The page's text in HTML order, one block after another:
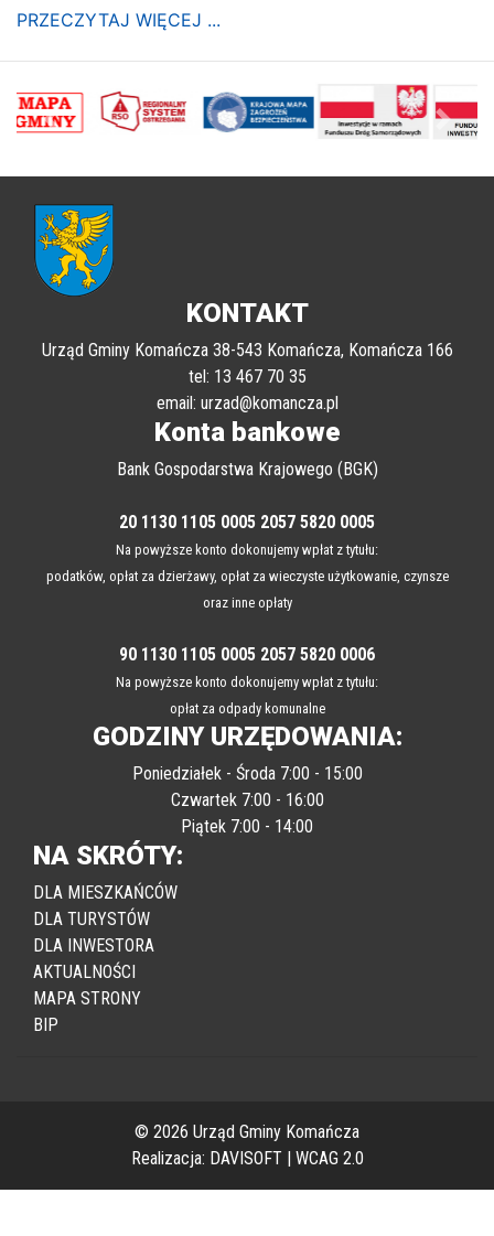
PRZECZYTAJ WIĘCEJ ...
poprzednii
KONTAKT
Urząd Gminy Komańcza 38-543 Komańcza, Komańcza 166
tel: 13 467 70 35
email: urzad@komancza.pl
Konta bankowe
Bank Gospodarstwa Krajowego (BGK)
20 1130 1105 0005 2057 5820 0005
Na powyższe konto dokonujemy wpłat z tytułu:
podatków, opłat za dzierżawy, opłat za wieczyste użytkowanie, czynsze
oraz inne opłaty
90 1130 1105 0005 2057 5820 0006
Na powyższe konto dokonujemy wpłat z tytułu:
opłat za odpady komunalne
GODZINY URZĘDOWANIA:
Poniedziałek - Środa 7:00 - 15:00
Czwartek 7:00 - 16:00
Piątek 7:00 - 14:00
NA SKRÓTY:
DLA MIESZKAŃCÓW
DLA TURYSTÓW
DLA INWESTORA
AKTUALNOŚCI
MAPA STRONY
BIP
© 2026 Urząd Gminy Komańcza
Realizacja: DAVISOFT | WCAG 2.0